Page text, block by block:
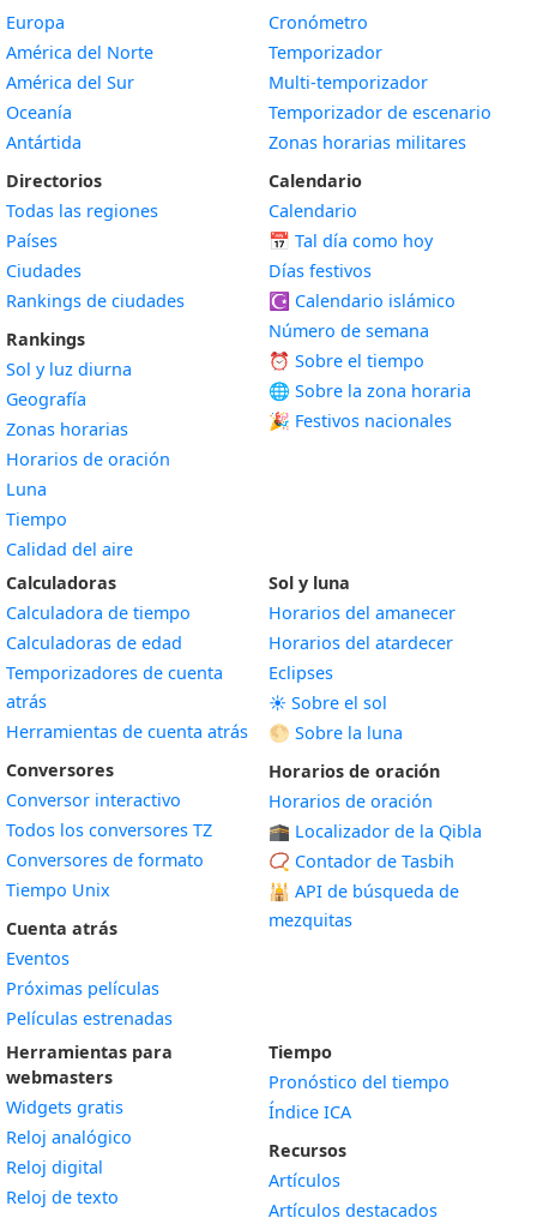
Europa
América del Norte
América del Sur
Oceanía
Antártida
Directorios
Todas las regiones
Países
Ciudades
Rankings de ciudades
Rankings
Sol y luz diurna
Geografía
Zonas horarias
Horarios de oración
Luna
Tiempo
Calidad del aire
Cronómetro
Temporizador
Multi-temporizador
Temporizador de escenario
Zonas horarias militares
Calendario
Calendario
📅 Tal día como hoy
Días festivos
☪️ Calendario islámico
Número de semana
⏰ Sobre el tiempo
🌐 Sobre la zona horaria
🎉 Festivos nacionales
Calculadoras
Calculadora de tiempo
Calculadoras de edad
Temporizadores de cuenta
atrás
Herramientas de cuenta atrás
Conversores
Conversor interactivo
Todos los conversores TZ
Conversores de formato
Tiempo Unix
Cuenta atrás
Eventos
Próximas películas
Películas estrenadas
Sol y luna
Horarios del amanecer
Horarios del atardecer
Eclipses
☀️ Sobre el sol
🌕 Sobre la luna
Horarios de oración
Horarios de oración
🕋 Localizador de la Qibla
📿 Contador de Tasbih
🕌 API de búsqueda de
mezquitas
Herramientas para
webmasters
Widgets gratis
Reloj analógico
Reloj digital
Reloj de texto
Tiempo
Pronóstico del tiempo
Índice ICA
Recursos
Artículos
Artículos destacados